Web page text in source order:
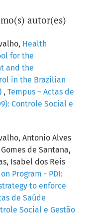
autor(es)
Health
for the
and the
in the Brazilian
, Tempus – Actas de
Controle Social e
Antonio Alves
de Santana,
Isabel dos Reis
Program - PDI:
to enforce
de Saúde
Social e Gestão